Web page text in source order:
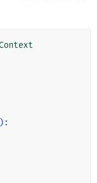
Context